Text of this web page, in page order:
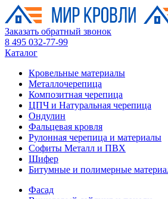
Заказать обратный звонок
8 495 032-77-99
Каталог
Кровельные материалы
Металлочерепица
Композитная черепица
ЦПЧ и Натуральная черепица
Ондулин
Фальцевая кровля
Рулонная черепица и материалы
Софиты Металл и ПВХ
Шифер
Битумные и полимерные
Фасад